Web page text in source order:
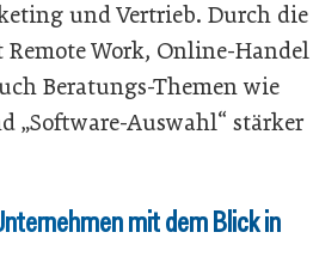
und Vertrieb. Durch die
Work, Online-Handel
Beratungs-Themen wie
„Software-Auswahl“ stärker
mit dem Blick in